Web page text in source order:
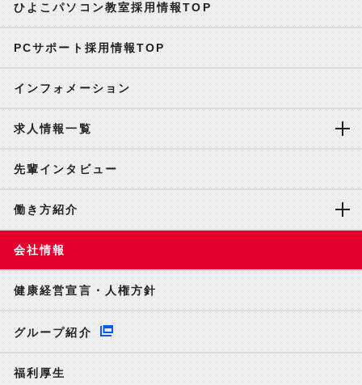
ひよこパソコン教室採用情報TOP
PCサポート採用情報TOP
インフォメーション
求人情報一覧
先輩インタビュー
働き方紹介
会社情報
健康経営宣言・人権方針
グループ紹介
福利厚生